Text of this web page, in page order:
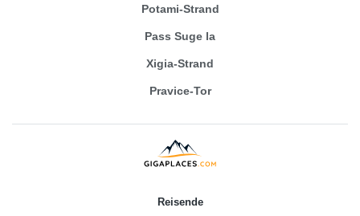
Potami-Strand
Pass Suge la
Xigia-Strand
Pravice-Tor
Reisende